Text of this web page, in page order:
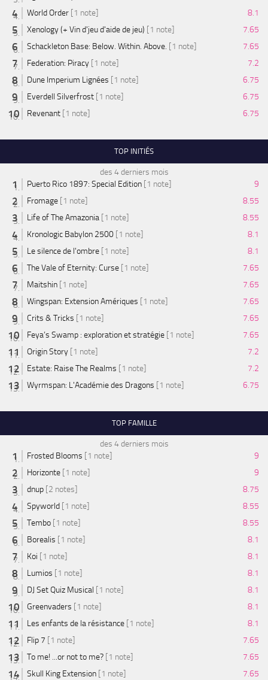
World Order [1 note]
8.1
Xenology (+ Vin d'jeu d'aide de jeu) [1 note]
7.65
Schackleton Base: Below. Within. Above. [1 note]
7.65
Federation: Piracy [1 note]
7.2
Dune Imperium Lignées [1 note]
6.75
Everdell Silverfrost [1 note]
6.75
Revenant [1 note] 6.75
TOP INITIÉS
des 4 derniers mois
Puerto Rico 1897: Special Edition [1 note]
9
Fromage [1 note]
8.55
Life of The Amazonia [1 note]
8.55
Kronologic Babylon 2500 [1 note]
8.1
Le silence de l'ombre [1 note]
8.1
The Vale of Eternity: Curse [1 note]
7.65
Maitshin [1 note]
7.65
Wingspan: Extension Amériques [1 note]
7.65
Crits & Tricks [1 note]
7.65
Feya’s Swamp : exploration et stratégie [1 note]
7.65
Origin Story [1 note]
7.2
Estate: Raise The Realms [1 note]
7.2
Wyrmspan: L'Académie des Dragons [1 note] 6.75
TOP FAMILLE
des 4 derniers mois
Frosted Blooms [1 note]
9
Horizonte [1 note]
9
dnup [2 notes]
8.75
Spyworld [1 note]
8.55
Tembo [1 note]
8.55
Borealis [1 note]
8.1
Koi [1 note]
8.1
Lumios [1 note]
8.1
DJ Set Quiz Musical [1 note]
8.1
Greenvaders [1 note]
8.1
Les enfants de la résistance [1 note]
8.1
Flip 7 [1 note]
7.65
To me! ...or not to me? [1 note]
7.65
Skull King Extension [1 note]
7.65